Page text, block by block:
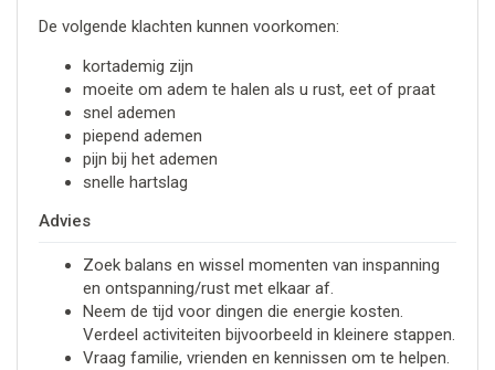
De volgende klachten kunnen voorkomen:
kortademig zijn
moeite om adem te halen als u rust, eet of praat
snel ademen
piepend ademen
pijn bij het ademen
snelle hartslag
Advies
Zoek balans en wissel momenten van inspanning
en ontspanning/rust met elkaar af.
Neem de tijd voor dingen die energie kosten.
Verdeel activiteiten bijvoorbeeld in kleinere stappen.
Vraag familie, vrienden en kennissen om te helpen.